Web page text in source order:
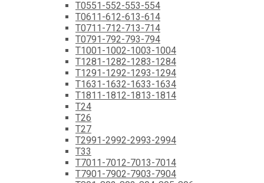
T0551-552-553-554
T0611-612-613-614
T0711-712-713-714
T0791-792-793-794
T1001-1002-1003-1004
T1281-1282-1283-1284
T1291-1292-1293-1294
T1631-1632-1633-1634
T1811-1812-1813-1814
T24
T26
T27
T2991-2992-2993-2994
T33
T7011-7012-7013-7014
T7901-7902-7903-7904